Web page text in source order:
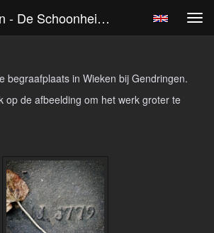
Michiel Hageman - De Schoonheid Van Verval
begraafplaats in Wieken bij Gendringen.
op de afbeelding om het werk groter te